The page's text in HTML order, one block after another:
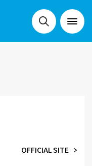
OFFICIAL SITE